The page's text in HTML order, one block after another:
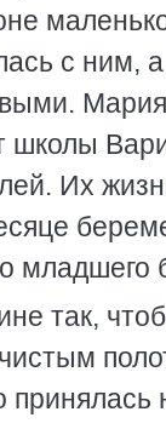
с ним,
школы
Их
младшего
так,